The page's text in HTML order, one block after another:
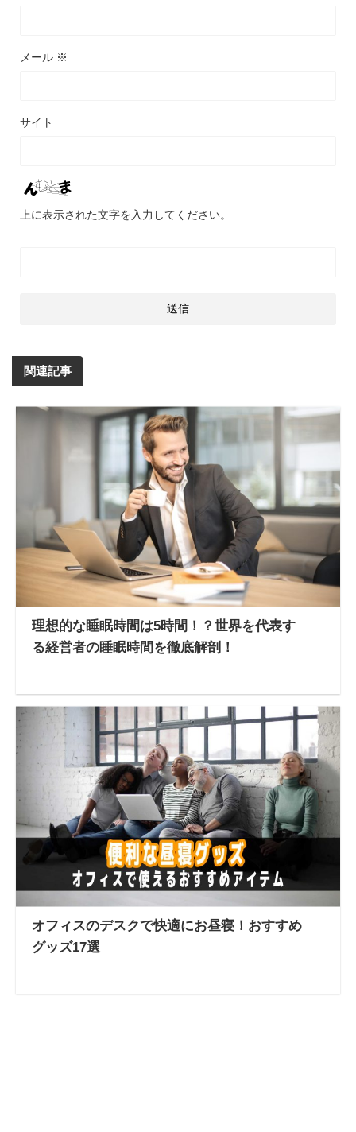
メール ※
サイト
上に表示された文字を入力してください。
関連記事
理想的な睡眠時間は5時間！？世界を代表す
る経営者の睡眠時間を徹底解剖！
オフィスのデスクで快適にお昼寝！おすすめ
グッズ17選